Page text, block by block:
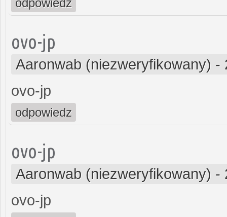
ovo-jp
Aaronwab (niezweryfikowany) -
ovo-jp
odpowiedz
ovo-jp
Aaronwab (niezweryfikowany) -
ovo-jp